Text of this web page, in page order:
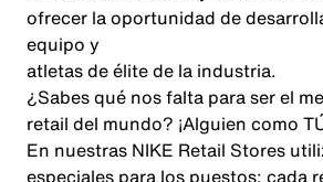
ofrecer la oportunidad de
equipo y
atletas de élite de la industria.
¿Sabes qué nos falta para ser el
retail del mundo? ¡Alguien como
En nuestras NIKE Retail Stores
especiales para los puestos: cada